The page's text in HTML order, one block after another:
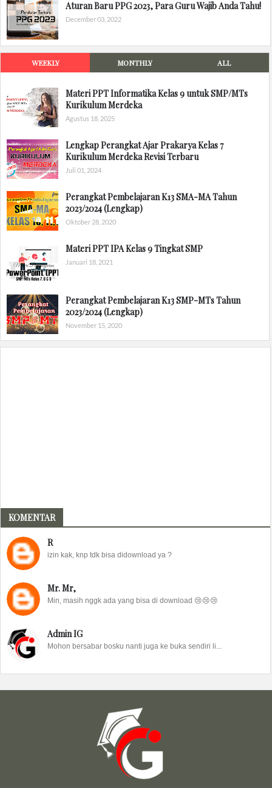
Aturan Baru PPG 2023, Para Guru Wajib Anda Tahu!
December 03, 2022
WEEKLY MONTHLY ALL
Materi PPT Informatika Kelas 9 untuk SMP/MTs
Kurikulum Merdeka
Agustus 18, 2025
Lengkap Perangkat Ajar Prakarya Kelas 7
Kurikulum Merdeka Revisi Terbaru
Juli 01, 2024
Perangkat Pembelajaran K13 SMA-MA Tahun
2023/2024 (Lengkap)
Oktober 28, 2020
Materi PPT IPA Kelas 9 Tingkat SMP
Januari 18, 2021
Perangkat Pembelajaran K13 SMP-MTs Tahun
2023/2024 (Lengkap)
November 15, 2020
KOMENTAR
R
izin kak, knp tdk bisa didownload ya ?
Mr. Mr,
Min, masih nggk ada yang bisa di download 😢😢😢
Admin IG
Mohon bersabar bosku nanti juga ke buka sendiri li...